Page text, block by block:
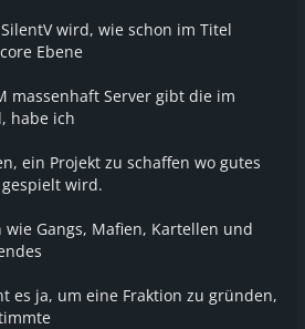
wird, wie schon im Titel
Ebene
massenhaft Server gibt die im
habe ich
ein Projekt zu schaffen wo gutes
wird.
wie Gangs, Mafien, Kartellen und
es ja, um eine Fraktion zu gründen,